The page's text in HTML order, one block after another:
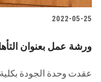
2022-05-25
ورشة عمل بعنوان
عقدت وحدة الجودة